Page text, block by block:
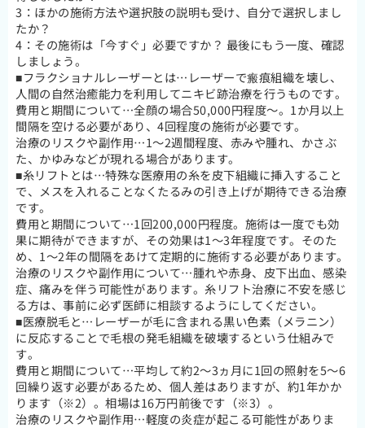
3：ほかの施術方法や選択肢の説明も受け、自分で選択しまし
たか？
4：その施術は「今すぐ」必要ですか？ 最後にもう一度、確認
しましょう。
■フラクショナルレーザーとは…レーザーで瘢痕組織を壊し、
人間の自然治癒能力を利用してニキビ跡治療を行うものです。
費用と期間について…全顔の場合50,000円程度～。1か月以上
間隔を空ける必要があり、4回程度の施術が必要です。
治療のリスクや副作用…1～2週間程度、赤みや腫れ、かさぶ
た、かゆみなどが現れる場合があります。
■糸リフトとは…特殊な医療用の糸を皮下組織に挿入すること
で、メスを入れることなくたるみの引き上げが期待できる治療
です。
費用と期間について…1回200,000円程度。施術は一度でも効
果に期待ができますが、その効果は1～3年程度です。そのた
め、1～2年の間隔をあけて定期的に施術する必要があります。
治療のリスクや副作用について…腫れや赤身、皮下出血、感染
症、痛みを伴う可能性があります。糸リフト治療に不安を感じ
る方は、事前に必ず医師に相談するようにしてください。
■医療脱毛と…レーザーが毛に含まれる黒い色素（メラニン）
に反応することで毛根の発毛組織を破壊するという仕組みで
す。
費用と期間について…平均して約2～3ヵ月に1回の照射を5～6
回繰り返す必要があるため、個人差はありますが、約1年かか
ります（※2）。相場は16万円前後です（※3）。
治療のリスクや副作用…軽度の炎症が起こる可能性がありま